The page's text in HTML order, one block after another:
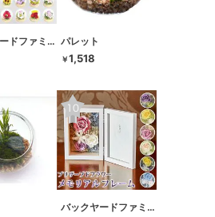
バックヤードファミリー パレット
￥1,518
バックヤードファミリー